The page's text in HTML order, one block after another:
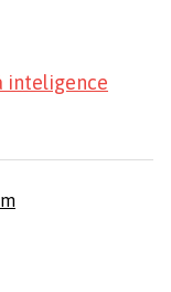
inteligence